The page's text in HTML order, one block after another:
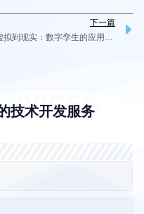
下一篇
从虚拟到现实：数字孪生的应用和前景
技术开发服务